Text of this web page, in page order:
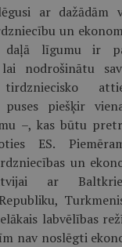
ar dažādām
un
līgumu ir
nodrošinātu
tirdzniecisko
puses piešķir
–, kas būtu
ES.
un
ar
labvēlības
nav noslēgti